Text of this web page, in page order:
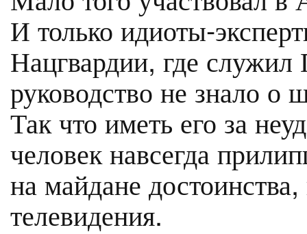
И только идиоты-
Нацгвардии, где
руководство не знало о
Так что иметь его за
человек навсегда
на майдане
телевидения.